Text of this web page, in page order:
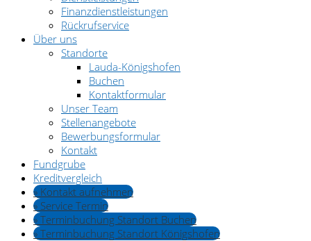
Finanzdienstleistungen
Rückrufservice
Über uns
Standorte
Lauda-Königshofen
Buchen
Kontaktformular
Unser Team
Stellenangebote
Bewerbungsformular
Kontakt
Fundgrube
Kreditvergleich
» Kontakt aufnehmen
» Service Termin
» Terminbuchung Standort Buchen
» Terminbuchung Standort Königshofen